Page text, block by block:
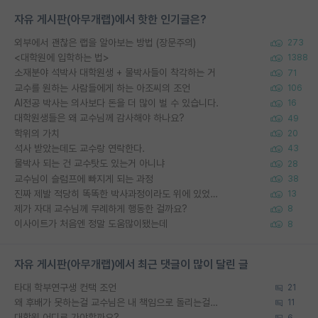
자유 게시판(아무개랩)에서 핫한 인기글은?
외부에서 괜찮은 랩을 알아보는 방법 (장문주의) 273
<대학원에 입학하는 법> 1388
소재분야 석박사 대학원생 + 물박사들이 착각하는 거 71
교수를 원하는 사람들에게 하는 아조씨의 조언 106
AI전공 박사는 의사보다 돈을 더 많이 벌 수 있습니다. 16
대학원생들은 왜 교수님께 감사해야 하나요? 49
학위의 가치 20
석사 받았는데도 교수랑 연락한다. 43
물박사 되는 건 교수탓도 있는거 아니냐 28
교수님이 슬럼프에 빠지게 되는 과정 38
진짜 제발 적당히 똑똑한 박사과정이라도 위에 있었으면.. 13
제가 자대 교수님께 무례하게 행동한 걸까요? 8
이사이트가 처음엔 정말 도움많이됐는데 8
자유 게시판(아무개랩)에서 최근 댓글이 많이 달린 글
타대 학부연구생 컨택 조언 21
왜 후배가 못하는걸 교수님은 내 책임으로 돌리는걸까요? 11